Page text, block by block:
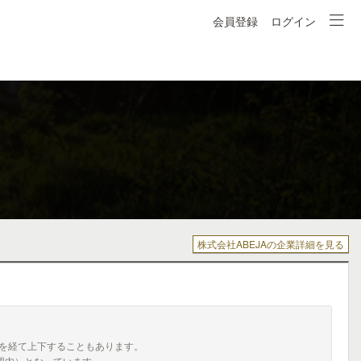
会員登録 ログイン
株式会社ABEJAの企業詳細を見る
て上下することもあります。